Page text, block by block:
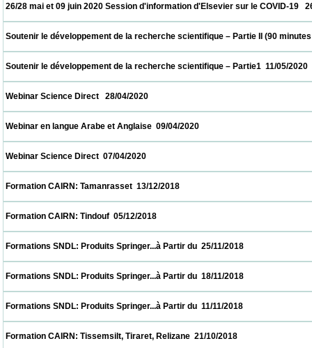
26/28 mai et 09 juin 2020 Session d'information d'Elsevier sur le
Soutenir le développement de la recherche scientifique – Partie II
Soutenir le développement de la recherche scientifique – Partie1
Webinar Science Direct   28/04/2020
Webinar en langue Arabe et Anglaise  09/04/2020
Webinar Science Direct  07/04/2020
Formation CAIRN: Tamanrasset  13/12/2018
Formation CAIRN: Tindouf  05/12/2018
Formations SNDL: Produits Springer...à Partir du  25/11/2018
Formations SNDL: Produits Springer...à Partir du  18/11/2018
Formations SNDL: Produits Springer...à Partir du  11/11/2018
Formation CAIRN: Tissemsilt, Tiraret, Relizane  21/10/2018